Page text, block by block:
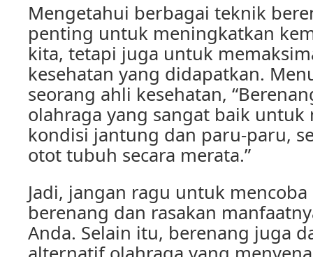
Mengetahui berbagai teknik
penting untuk meningkatkan
kita, tetapi juga untuk
kesehatan yang didapatkan.
seorang ahli kesehatan,
olahraga yang sangat baik
kondisi jantung dan paru-paru,
otot tubuh secara merata.”
Jadi, jangan ragu untuk
berenang dan rasakan
Anda. Selain itu, berenang juga